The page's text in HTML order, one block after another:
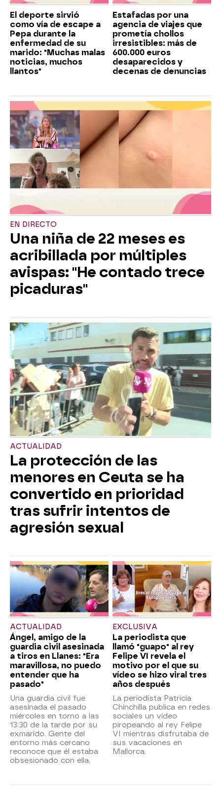
El deporte sirvió
como vía de escape a
Pepa durante la
enfermedad de su
marido: "Muchas malas
noticias, muchos
llantos"
Estafadas por una
agencia de viajes que
prometía chollos
irresistibles: más de
600.000 euros
desaparecidos y
decenas de denuncias
EN DIRECTO
Una niña de 22 meses es
acribillada por múltiples
avispas: "He contado trece
picaduras"
ACTUALIDAD
La protección de las
menores en Ceuta se ha
convertido en prioridad
tras sufrir intentos de
agresión sexual
ACTUALIDAD
Ángel, amigo de la
guardia civil asesinada
a tiros en Llanes: "Era
maravillosa, no puedo
entender que ha
pasado"
Una guardia civil fue
asesinada el pasado
miércoles en torno a las
13:30 de la tarde por su
exmarido. Gente del
entorno más cercano
reconoce que él estaba
obsesionado con ella.
EXCLUSIVA
La periodista que
llamó "guapo" al rey
Felipe VI revela el
motivo por el que su
vídeo se hizo viral tres
años después
La periodista Patricia
Chinchilla publica en redes
sociales un vídeo
piropeando al rey Felipe
VI mientras disfrutaba de
sus vacaciones en
Mallorca.